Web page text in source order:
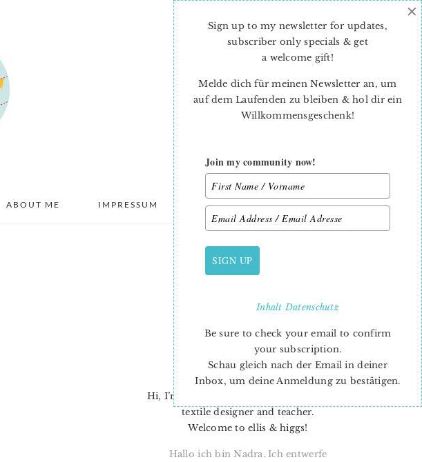
ABOUT ME IMPRESSUM DATENSCHUTZ
PRIMARY
SIDEBAR
Hi, I’m Nadra. I’m a quilt pattern designer,
textile designer and teacher.
Welcome to ellis & higgs!
Hallo ich bin Nadra. Ich entwerfe
Sign up to my newsletter for updates,
subscriber only specials & get
a welcome gift!
Melde dich für meinen Newsletter an, um
auf dem Laufenden zu bleiben & hol dir ein
Willkommensgeschenk!
Join my community now!
SIGN UP
InhaltDatenschutz
Be sure to check your email to confirm
your subscription.
Schau gleich nach der Email in deiner
Inbox, um deine Anmeldung zu bestätigen.
×